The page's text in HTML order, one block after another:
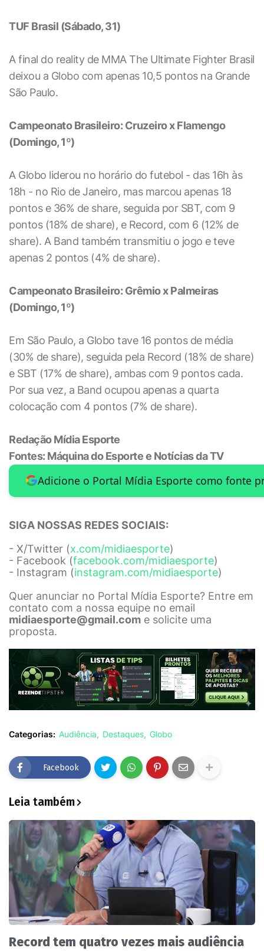
TUF Brasil (Sábado, 31)
A final do reality de MMA The Ultimate Fighter Brasil
deixou a Globo com apenas 10,5 pontos na Grande
São Paulo.
Campeonato Brasileiro: Cruzeiro x Flamengo
(Domingo, 1º)
A Globo liderou no horário do futebol - das 16h às
18h - no Rio de Janeiro, mas marcou apenas 18
pontos e 36% de share, seguida por SBT, com 9
pontos (18% de share), e Record, com 6 (12% de
share). A Band também transmitiu o jogo e teve
apenas 2 pontos (4% de share).
Campeonato Brasileiro: Grêmio x Palmeiras
(Domingo, 1º)
Em São Paulo, a Globo tave 16 pontos de média
(30% de share), seguida pela Record (18% de share)
e SBT (17% de share), ambas com 9 pontos cada.
Por sua vez, a Band ocupou apenas a quarta
colocação com 4 pontos (7% de share).
Redação Mídia Esporte
Fontes: Máquina do Esporte e Notícias da TV
Adicione o Portal Mídia Esporte como fonte
SIGA NOSSAS REDES SOCIAIS:
- X/Twitter (x.com/midiaesporte)
- Facebook (facebook.com/midiaesporte)
- Instagram (instagram.com/midiaesporte)
Quer anunciar no Portal Mídia Esporte? Entre em
contato com a nossa equipe no email
midiaesporte@gmail.com e solicite uma
proposta.
Categorias: Audiência Destaques Globo
Facebook
Leia também
Record tem quatro vezes mais audiência